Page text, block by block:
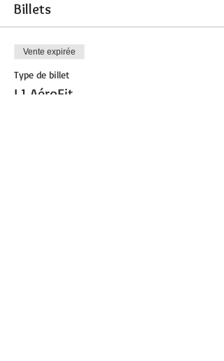
Billets
Vente expirée
Type de billet
L1 AéroFit